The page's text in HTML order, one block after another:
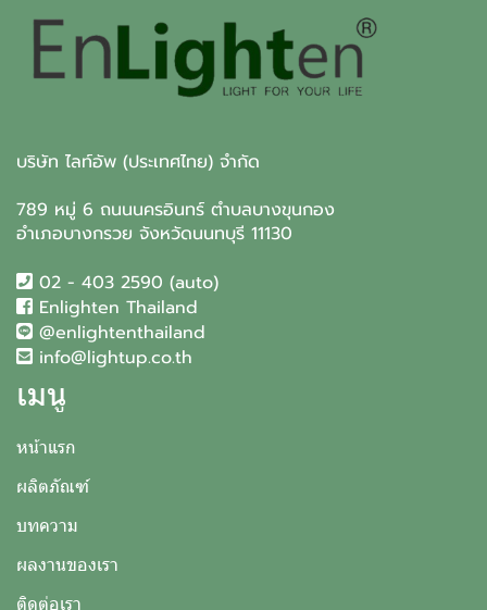
บริษัท ไลท์อัพ (ประเทศไทย) จำกัด
789 หมู่ 6 ถนนนครอินทร์ ตำบลบางขุนกอง
อำเภอบางกรวย จังหวัดนนทบุรี 11130
02 - 403 2590 (auto)
Enlighten Thailand
@enlightenthailand
info@lightup.co.th
เมนู
หน้าแรก
ผลิตภัณฑ์
บทความ
ผลงานของเรา
ติดต่อเรา